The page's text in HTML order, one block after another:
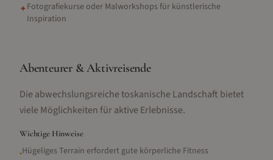
✦Fotografiekurse oder Malworkshops für künstlerische
Inspiration
Abenteurer & Aktivreisende
Die abwechslungsreiche toskanische Landschaft bietet
viele Möglichkeiten für aktive Erlebnisse.
Wichtige Hinweise
•Hügeliges Terrain erfordert gute körperliche Fitness